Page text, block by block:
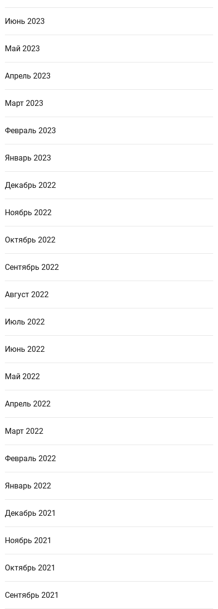
Июнь 2023
Май 2023
Апрель 2023
Март 2023
Февраль 2023
Январь 2023
Декабрь 2022
Ноябрь 2022
Октябрь 2022
Сентябрь 2022
Август 2022
Июль 2022
Июнь 2022
Май 2022
Апрель 2022
Март 2022
Февраль 2022
Январь 2022
Декабрь 2021
Ноябрь 2021
Октябрь 2021
Сентябрь 2021